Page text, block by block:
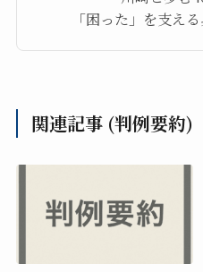
「困った」を支え
関連記事 (判例要約)